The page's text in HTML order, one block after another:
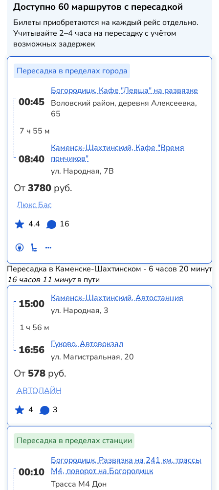
Доступно 60 маршрутов с пересадкой
Билеты приобретаются на каждый рейс отдельно.
Учитывайте 2–4 часа на пересадку с учётом
возможных задержек
Пересадка в пределах города
00:45
7 ч 55 м
08:40
От3780 руб.
Богородицк, Кафе "Левша" на развязке
Воловский район, деревня Алексеевка,
65
Каменск-Шахтинский, Кафе "Время
пончиков"
ул. Народная, 7В
Люкс Бас
4.4
16
Пересадка в Каменске-Шахтинском - 6 часов 20 минут
16 часов 11 минутв пути
15:00
1 ч 56 м
16:56
От 578 руб.
Каменск-Шахтинский, Автостанция
ул. Народная, 3
Гуково, Автовокзал
ул. Магистральная, 20
АВТОЛАЙН
4
3
Пересадка в пределах станции
00:10
Богородицк, Развязка на 241 км. трассы
М4, поворот на Богородицк
Трасса М4 Дон